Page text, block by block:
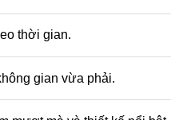
thời gian.
gian vừa phải.